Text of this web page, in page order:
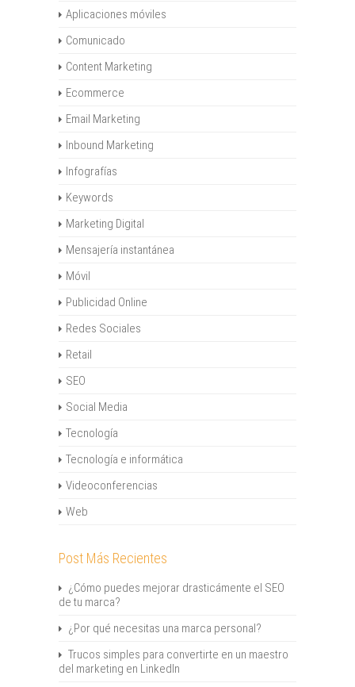
Aplicaciones móviles
Comunicado
Content Marketing
Ecommerce
Email Marketing
Inbound Marketing
Infografías
Keywords
Marketing Digital
Mensajería instantánea
Móvil
Publicidad Online
Redes Sociales
Retail
SEO
Social Media
Tecnología
Tecnología e informática
Videoconferencias
Web
Post Más Recientes
¿Cómo puedes mejorar drasticámente el SEO
de tu marca?
¿Por qué necesitas una marca personal?
Trucos simples para convertirte en un maestro
del marketing en LinkedIn